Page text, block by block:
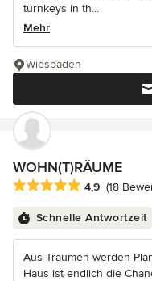
turnkeys in th...
Mehr
Wiesbaden
WOHN(T)RÄUME
Durchschnittliche
4,9 (18
Schnelle Antwortzeit
Aus Träumen werden
Haus ist endlich die